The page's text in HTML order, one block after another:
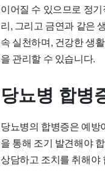
이어질 수 있으므로 정
리, 그리고 금연과 같은
속 실천하며, 건강한 생
을 관리할 수 있습니다.
당뇨병 합병
당뇨병의 합병증은 예방
을 통해 조기 발견해야
상담하고 조치를 취해야